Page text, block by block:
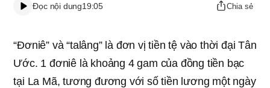
Đọc nội dung19:05 Chia sẻ
“Đơniê” và “talâng” là đơn vị tiền tệ vào thời đại Tân
Ước. 1 đơniê là khoảng 4 gam của đồng tiền bạc
tại La Mã, tương đương với số tiền lương một ngày